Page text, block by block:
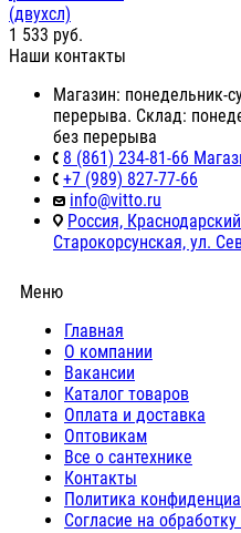
(двухсл)
1 533 руб.
Наши контакты
Магазин: понедельник-
перерыва. Склад:
без перерыва
8 (861) 234-81-66
+7 (989) 827-77-66
info@vitto.ru
Россия,
Старокорсунская, ул.
Меню
Главная
О компании
Вакансии
Каталог товаров
Оплата и доставка
Оптовикам
Все о сантехнике
Контакты
Политика
Согласие на